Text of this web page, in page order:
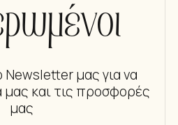
Newsletter μας για να
μας και τις προσφορές
μας